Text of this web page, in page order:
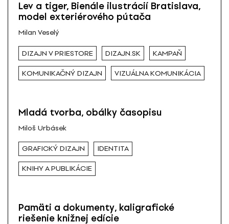
Lev a tiger, Bienále ilustrácií Bratislava,
model exteriérového pútača
Milan Veselý
DIZAJN V PRIESTORE DIZAJN.SK KAMPAŇ
KOMUNIKAČNÝ DIZAJN VIZUÁLNA KOMUNIKÁCIA
Mladá tvorba, obálky časopisu
Miloš Urbásek
GRAFICKÝ DIZAJN IDENTITA
KNIHY A PUBLIKÁCIE
Pamäti a dokumenty, kaligrafické
riešenie knižnej edície